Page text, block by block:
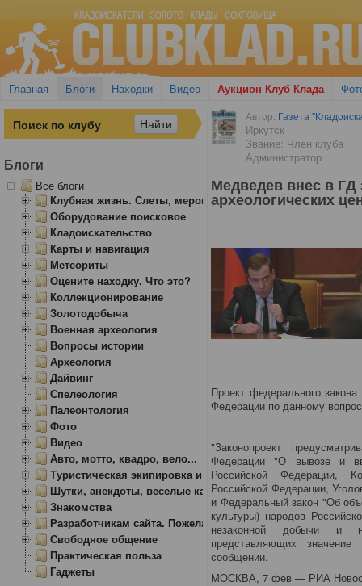
Главная Блоги Находки Видео Аукцион Клуб Клада
Автор: Газета
Иркутск
Звание: Член клуба
Администратор
Медведев внес в ГД
археологических
Проект федерального
Федерации по данному
"Законопроект
Федерации "О вывозе и
Российской Федерации,
Российской Федерации,
и Федеральный закон "Об
культуры) народов
незаконной добычи и
представляющих
сообщении.
МОСКВА, 7 фев — РИА
Блоги
Все блоги
Клубная жизнь. Слеты, мероприятия
Оборудование поисковое
Кладоискательство
Карты и навигация
Метеориты
Оцените находку. Что это?
Коллекционирование
Золотодобыча
Военная археология
Вопросы истории
Археология
Дайвинг
Спелеология
Палеонтология
Фото
Видео
Авто, мотто, квадро, вело...
Туристическая экипировка и снаряжение
Шутки, анекдоты, веселые картинки
Знакомства
Разработчикам сайта. Пожелания, замечания.
Свободное общение
Практическая польза
Гаджеты